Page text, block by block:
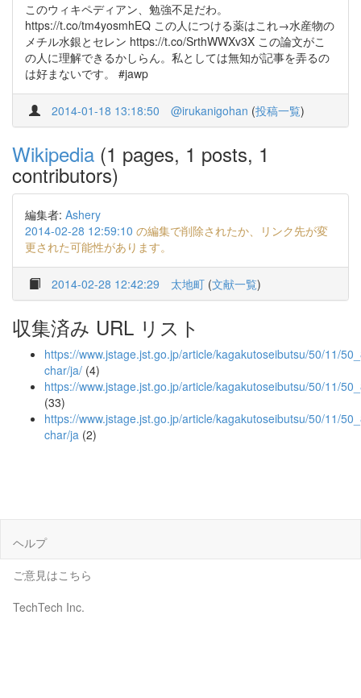
このウィキペディアン、勉強不足だわ。
https://t.co/tm4yosmhEQ この人につける薬はこれ→水産物の
メチル水銀とセレン https://t.co/SrthWWXv3X この論文がこ
の人に理解できるかしらん。私としては無知が記事を弄るの
は好まないです。 #jawp
2014-01-18 13:18:50 @irukanigohan (投稿一覧)
Wikipedia (1 pages, 1 posts, 1
contributors)
編集者: Ashery
2014-02-28 12:59:10 の編集で削除されたか、リンク先が変
更された可能性があります。
2014-02-28 12:42:29 太地町 (文献一覧)
収集済み URL リスト
https://www.jstage.jst.go.jp/article/kagakutoseibutsu/50/11/
char/ja/ (4)
https://www.jstage.jst.go.jp/article/kagakutoseibutsu/50/11/
(33)
https://www.jstage.jst.go.jp/article/kagakutoseibutsu/50/11/
char/ja (2)
ヘルプ
ご意見はこちら
TechTech Inc.